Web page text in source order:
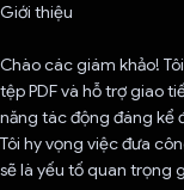
Giới thiệu
Chào các giám khảo!
tệp PDF và hỗ trợ giao
năng tác động đáng kể
Tôi hy vọng việc đưa
sẽ là yếu tố quan trọng